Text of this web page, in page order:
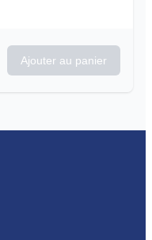
Ajouter au panier